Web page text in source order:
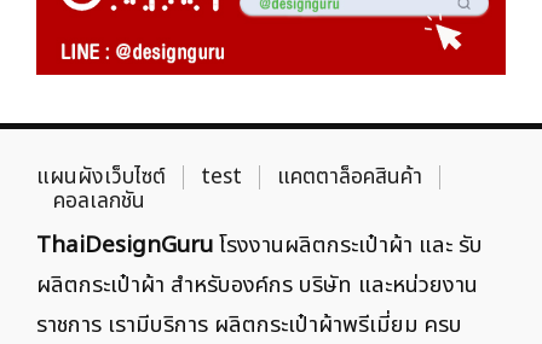
แผนผังเว็บไซต์ test แคตตาล็อคสินค้า
คอลเลกชัน
ThaiDesignGuruโรงงานผลิตกระเป๋าผ้า และ รับ
ผลิตกระเป๋าผ้า สำหรับองค์กร บริษัท และหน่วยงาน
ราชการ เรามีบริการ ผลิตกระเป๋าผ้าพรีเมี่ยม ครบ